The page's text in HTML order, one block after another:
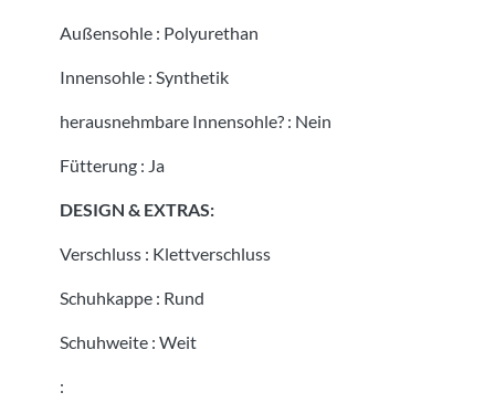
Außensohle : Polyurethan
Innensohle : Synthetik
herausnehmbare Innensohle? : Nein
Fütterung : Ja
DESIGN & EXTRAS:
Verschluss : Klettverschluss
Schuhkappe : Rund
Schuhweite : Weit
: